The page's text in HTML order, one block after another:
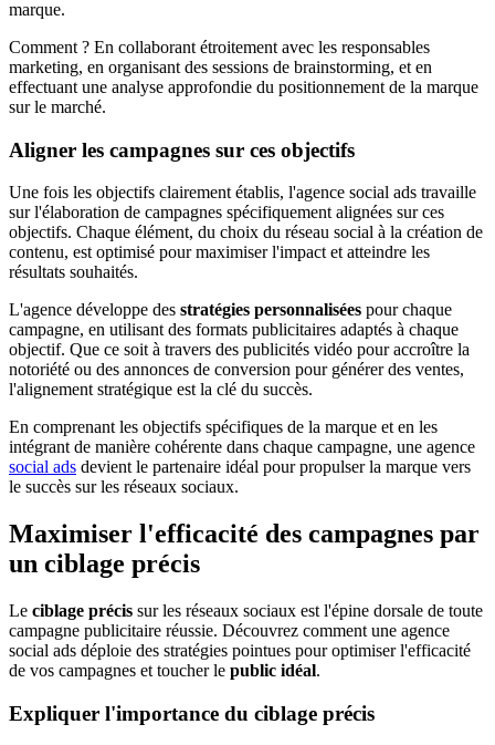
marque.
Comment ? En collaborant étroitement avec les responsables
marketing, en organisant des sessions de brainstorming, et en
effectuant une analyse approfondie du positionnement de la marque
sur le marché.
Aligner les campagnes sur ces objectifs
Une fois les objectifs clairement établis, l'agence social ads travaille
sur l'élaboration de campagnes spécifiquement alignées sur ces
objectifs. Chaque élément, du choix du réseau social à la création de
contenu, est optimisé pour maximiser l'impact et atteindre les
résultats souhaités.
L'agence développe des stratégies personnalisées pour chaque
campagne, en utilisant des formats publicitaires adaptés à chaque
objectif. Que ce soit à travers des publicités vidéo pour accroître la
notoriété ou des annonces de conversion pour générer des ventes,
l'alignement stratégique est la clé du succès.
En comprenant les objectifs spécifiques de la marque et en les
intégrant de manière cohérente dans chaque campagne, une agence
social ads devient le partenaire idéal pour propulser la marque vers
le succès sur les réseaux sociaux.
Maximiser l'efficacité des campagnes par
un ciblage précis
Le ciblage précis sur les réseaux sociaux est l'épine dorsale de toute
campagne publicitaire réussie. Découvrez comment une agence
social ads déploie des stratégies pointues pour optimiser l'efficacité
de vos campagnes et toucher le public idéal.
Expliquer l'importance du ciblage précis